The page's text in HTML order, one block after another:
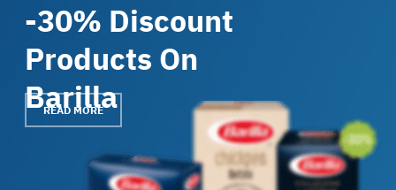
-30% Discount
Products On
Barilla
READ MORE